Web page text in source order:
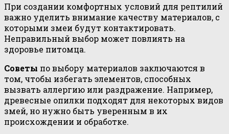
При создании комфортных условий для рептилий
важно уделить внимание качеству материалов, с
которыми змеи будут контактировать.
Неправильный выбор может повлиять на
здоровье питомца.
Советы по выбору материалов заключаются в
том, чтобы избегать элементов, способных
вызвать аллергию или раздражение. Например,
древесные опилки подходят для некоторых видов
змей, но нужно быть уверенным в их
происхождении и обработке.